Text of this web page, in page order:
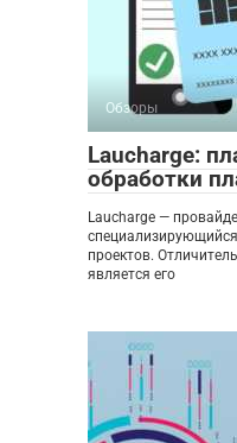
Обзоры
Laucharge:
обработки
Laucharge —
проектов.
является его